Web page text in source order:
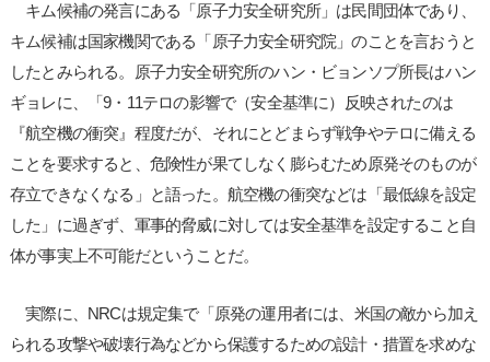
キム候補の発言にある「原子力安全研究所」は民間団体であり、
キム候補は国家機関である「原子力安全研究院」のことを言おうと
したとみられる。原子力安全研究所のハン・ビョンソプ所長はハン
ギョレに、「9・11テロの影響で（安全基準に）反映されたのは
『航空機の衝突』程度だが、それにとどまらず戦争やテロに備える
ことを要求すると、危険性が果てしなく膨らむため原発そのものが
存立できなくなる」と語った。航空機の衝突などは「最低線を設定
した」に過ぎず、軍事的脅威に対しては安全基準を設定すること自
体が事実上不可能だということだ。
実際に、NRCは規定集で「原発の運用者には、米国の敵から加え
られる攻撃や破壊行為などから保護するための設計・措置を求めな